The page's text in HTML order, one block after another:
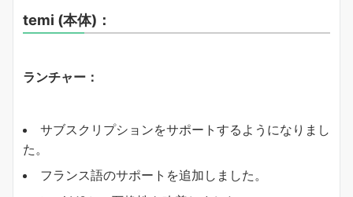
temi (本体)：
ランチャー：
サブスクリプションをサポートするようになりまし
た。
フランス語のサポートを追加しました。